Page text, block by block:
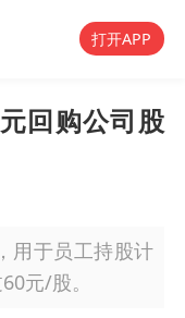
打开APP
回购公司股
用于员工持股计
元/股。